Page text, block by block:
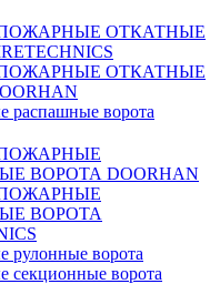
ОТКАТНЫЕ
ОТКАТНЫЕ
распашные ворота
ВОРОТА DOORHAN
ВОРОТА
рулонные ворота
секционные ворота